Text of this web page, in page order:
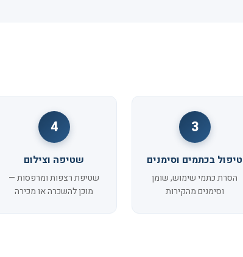
3
טיפול בכתמים וסימנים
הסרת כתמי שימוש, שומן
וסימנים מהקירות
4
שטיפה וצילום
שטיפת רצפות ומרפסות —
מוכן להשכרה או מכירה